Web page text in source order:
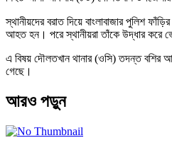
স্থানীয়দের বরাত দিয়ে বাংলাবাজার পুলিশ
আহত হন। পরে স্থানীয়রা তাঁকে উদ্ধার করে
এ বিষয় দৌলতখান থানার (ওসি) তদন্ত বশির
গেছে।
আরও পড়ুন